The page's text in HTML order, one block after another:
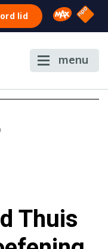
lid Omroep
NPO
menu
Thuis